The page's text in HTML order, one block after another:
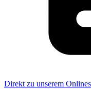
Direkt zu unserem